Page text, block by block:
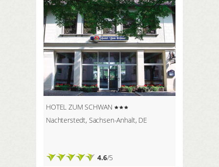
HOTEL ZUM SCHWAN
Nachterstedt, Sachsen-Anhalt, DE
4.6/5